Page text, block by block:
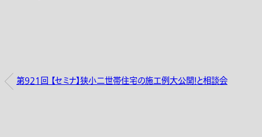
第921回 【セミナ】狭小二世帯住宅の施工例大公開！と相談会